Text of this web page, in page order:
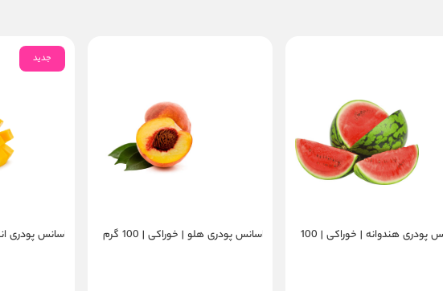
اسانس پودری هندوانه | خوراکی | 100
اسانس پودری هلو | خوراکی | 100 گرم
جدید
اسانس پودری انبه